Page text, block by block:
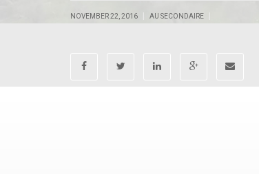
NOVEMBER 22, 2016 | AU SECONDAIRE